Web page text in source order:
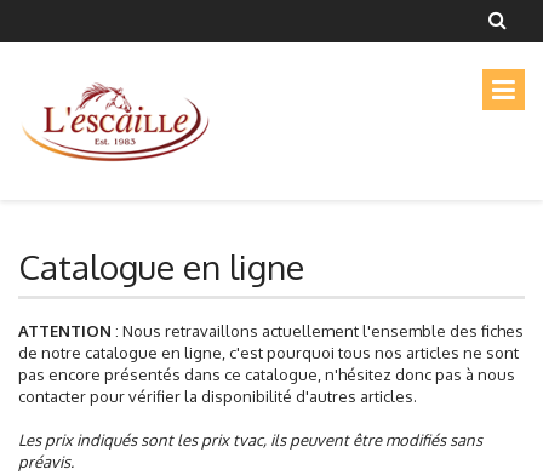
Catalogue en ligne
ATTENTION : Nous retravaillons actuellement l'ensemble des fiches
de notre catalogue en ligne, c'est pourquoi tous nos articles ne sont
pas encore présentés dans ce catalogue, n'hésitez donc pas à nous
contacter pour vérifier la disponibilité d'autres articles.
Les prix indiqués sont les prix tvac, ils peuvent être modifiés sans
préavis.